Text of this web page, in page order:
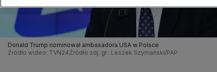
Donald Trump nominował ambasadora USA w Polsce
Źródło wideo: TVN24 Źródło zdj. gł.: Leszek Szymański/PAP